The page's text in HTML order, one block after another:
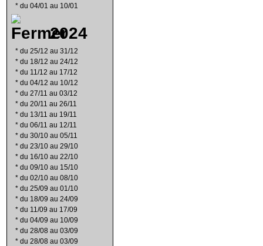
* du 04/01 au 10/01
2024
* du 25/12 au 31/12
* du 18/12 au 24/12
* du 11/12 au 17/12
* du 04/12 au 10/12
* du 27/11 au 03/12
* du 20/11 au 26/11
* du 13/11 au 19/11
* du 06/11 au 12/11
* du 30/10 au 05/11
* du 23/10 au 29/10
* du 16/10 au 22/10
* du 09/10 au 15/10
* du 02/10 au 08/10
* du 25/09 au 01/10
* du 18/09 au 24/09
* du 11/09 au 17/09
* du 04/09 au 10/09
* du 28/08 au 03/09
* du 28/08 au 03/09